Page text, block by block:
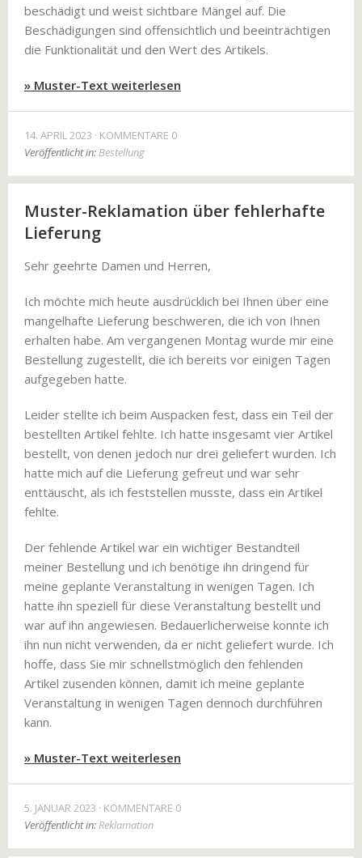
beschädigt und weist sichtbare Mängel auf. Die
Beschädigungen sind offensichtlich und beeinträchtigen
die Funktionalität und den Wert des Artikels.
» Muster-Text weiterlesen
14. APRIL 2023
KOMMENTARE 0
Veröffentlicht in:Bestellung
Muster-Reklamation über fehlerhafte
Lieferung
Sehr geehrte Damen und Herren,
Ich möchte mich heute ausdrücklich bei Ihnen über eine
mangelhafte Lieferung beschweren, die ich von Ihnen
erhalten habe. Am vergangenen Montag wurde mir eine
Bestellung zugestellt, die ich bereits vor einigen Tagen
aufgegeben hatte.
Leider stellte ich beim Auspacken fest, dass ein Teil der
bestellten Artikel fehlte. Ich hatte insgesamt vier Artikel
bestellt, von denen jedoch nur drei geliefert wurden. Ich
hatte mich auf die Lieferung gefreut und war sehr
enttäuscht, als ich feststellen musste, dass ein Artikel
fehlte.
Der fehlende Artikel war ein wichtiger Bestandteil
meiner Bestellung und ich benötige ihn dringend für
meine geplante Veranstaltung in wenigen Tagen. Ich
hatte ihn speziell für diese Veranstaltung bestellt und
war auf ihn angewiesen. Bedauerlicherweise konnte ich
ihn nun nicht verwenden, da er nicht geliefert wurde. Ich
hoffe, dass Sie mir schnellstmöglich den fehlenden
Artikel zusenden können, damit ich meine geplante
Veranstaltung in wenigen Tagen dennoch durchführen
kann.
» Muster-Text weiterlesen
5. JANUAR 2023
KOMMENTARE 0
Veröffentlicht in:Reklamation